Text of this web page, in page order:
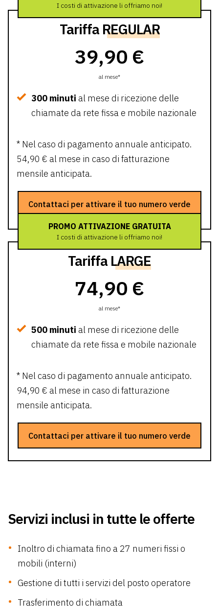
I costi di attivazione li offriamo noi!
Tariffa REGULAR
39,90 €
al mese*
300 minuti al mese di ricezione delle
chiamate da rete fissa e mobile nazionale
* Nel caso di pagamento annuale anticipato.
54,90 € al mese in caso di fatturazione
mensile anticipata.
Contattaci per attivare il tuo numero verde
PROMO ATTIVAZIONE GRATUITA
I costi di attivazione li offriamo noi!
Tariffa LARGE
74,90 €
al mese*
500 minuti al mese di ricezione delle
chiamate da rete fissa e mobile nazionale
* Nel caso di pagamento annuale anticipato.
94,90 € al mese in caso di fatturazione
mensile anticipata.
Contattaci per attivare il tuo numero verde
Servizi inclusi in tutte le offerte
Inoltro di chiamata fino a 27 numeri fissi o
mobili (interni)
Gestione di tutti i servizi del posto operatore
Trasferimento di chiamata